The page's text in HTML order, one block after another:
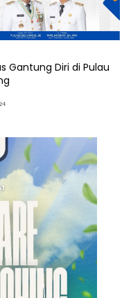
Gantung Diri di Pulau